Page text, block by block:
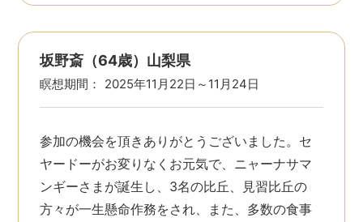
坂野斎（64歳）山梨県
瞑想期間： 2025年11月22日～11月24日
参加の機会を頂きありがとうございました。セ
ヤードーがお変りなくお元気で、ニャーナサマ
ンギーさまが誕生し、3名の比丘、見習比丘の
方々が一生懸命作務をされ、また、多数の食事